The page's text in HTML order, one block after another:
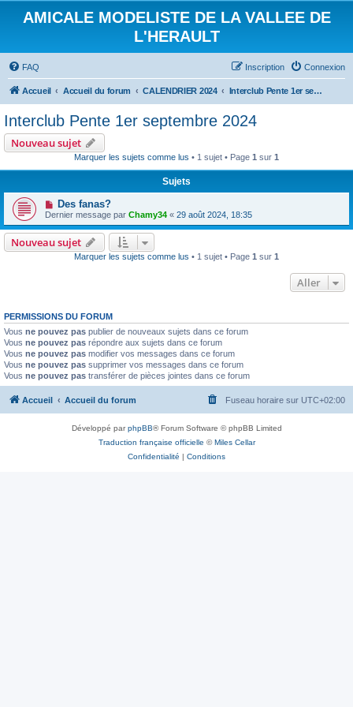
AMICALE MODELISTE DE LA VALLEE DE
L'HERAULT
FAQ Connexion
Inscription
Accueil Accueil du forum CALENDRIER 2024 Interclub Pente 1er septembre 2024
Interclub Pente 1er septembre 2024
Nouveau sujet
Marquer les sujets comme lus • 1 sujet • Page 1 sur 1
Sujets
Des fanas?
Dernier message par Chamy34 « 29 août 2024, 18:35
Nouveau sujet
Marquer les sujets comme lus • 1 sujet • Page 1 sur 1
Aller
PERMISSIONS DU FORUM
Vous ne pouvez pas publier de nouveaux sujets dans ce forum
Vous ne pouvez pas répondre aux sujets dans ce forum
Vous ne pouvez pas modifier vos messages dans ce forum
Vous ne pouvez pas supprimer vos messages dans ce forum
Vous ne pouvez pas transférer de pièces jointes dans ce forum
Accueil Accueil du forum Fuseau horaire sur UTC+02:00
Développé parphpBB® Forum Software © phpBB Limited
Traduction française officielle ©Miles Cellar
Confidentialité | Conditions